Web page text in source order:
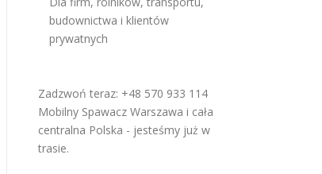
budownictwa i klientów
prywatnych
Zadzwoń teraz: +48 570 933 114
Mobilny Spawacz Warszawa i cała
centralna Polska - jesteśmy już w
trasie.